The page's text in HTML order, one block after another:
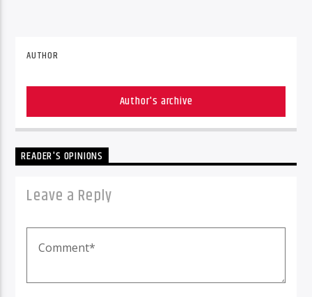
AUTHOR
Author's archive
READER'S OPINIONS
Leave a Reply